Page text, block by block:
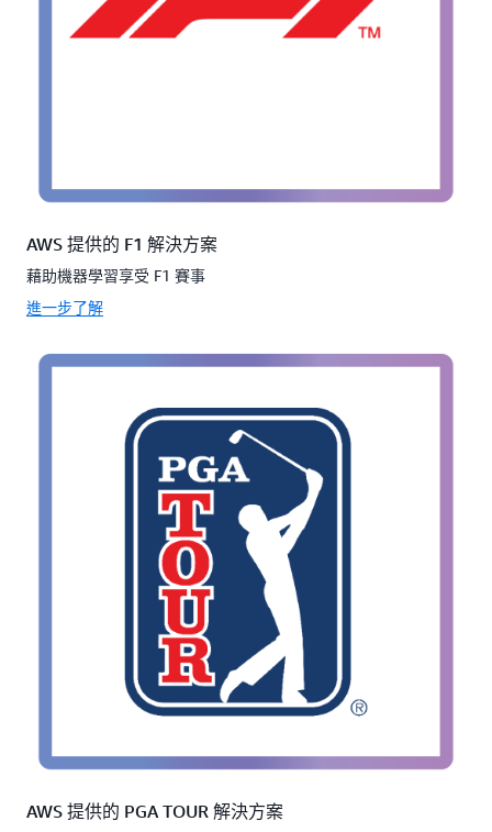
AWS 提供的 F1 解決方案
藉助機器學習享受 F1 賽事
進一步了解
AWS 提供的 PGA TOUR 解決方案